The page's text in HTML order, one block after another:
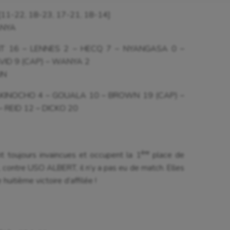
rythmique
[11-22, 18-23, 17-21, 18-14]
16 – LENNES 2 – HECQ 7 – NYANGASA 0 –
9 (CAP) – WANYA 2
4 – GOUALA 10 – BROWN 19 (CAP) –
12 – DICKO 20
toujours invaincues et occupent la 1
ère place de
USO ALBERT, il n’y a pas eu de match. Elles
victoire d’affilée !